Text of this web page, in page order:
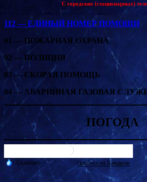
С городских (стационарных)
112 — ЕДИНЫЙ НОМЕР ПОМОЩИ
01 — ПОЖАРНАЯ ОХРАНА
02 — ПОЛИЦИЯ
03 — СКОРАЯ ПОМОЩЬ
04 — АВАРИЙНАЯ ГАЗОВАЯ
ПОГОДА